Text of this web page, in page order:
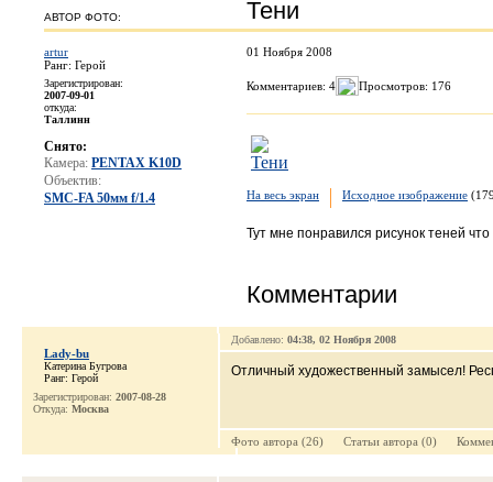
АВТОР ФОТО: Тени
artur
Ранг: Герой
Зарегистрирован:
2007-09-01
откуда:
Таллинн
Снято:
Камера: PENTAX K10D
Объектив:
SMC-FA 50мм f/1.4
01 Ноября 2008
Комментариев: 4 Просмотров: 176
На весь экран Исходное изображение
Тут мне понравился рисунок теней
Комментарии
Lady-bu
Катерина Бугрова
Ранг: Герой
Зарегистрирован: 2007-08-28
Откуда: Москва
Добавлено: 04:38, 02 Ноября 2008
Отличный художественный замысел!
Фото автора (26) Cтатьи автора (0)